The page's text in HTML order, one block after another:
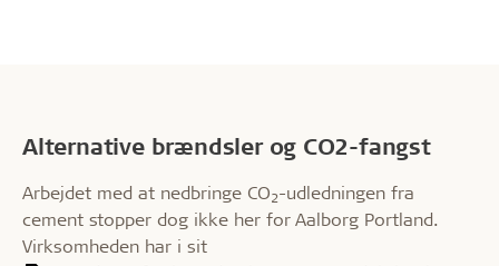
Alternative brændsler og CO2-fangst
Arbejdet med at nedbringe CO2-udledningen fra
cement stopper dog ikke her for Aalborg Portland.
Virksomheden har i sit